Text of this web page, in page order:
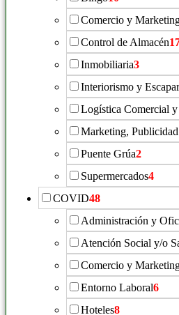
Comercio y
Control de Almacén
Inmobiliaria3
Interiorismo y
Logística Comercial
Marketing,
Puente Grúa2
Supermercados4
COVID48
Administración y
Atención Social y/o
Comercio y
Entorno Laboral6
Hoteles8